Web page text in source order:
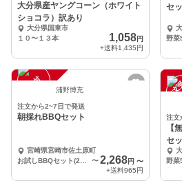
大分県産ヤングコーン（ホワイト
ショコラ）訳あり
大分県国東市
１０〜１３本
1,058円
+送料1,435円
セ
野菜
注
文
受
付
停
止 浦野博充
注文から2~7日で発送
朝採れBBQセット
宮崎県宮崎市佐土原町
〜 2,268円 〜
+送料965円
注文
【
セ
野菜